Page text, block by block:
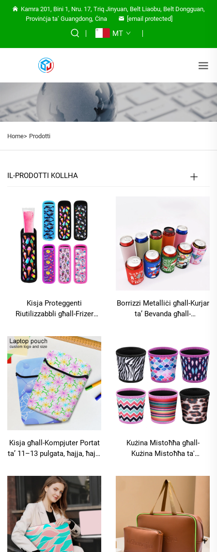
Kamra 201, Bini 1, Nru. 17, Triq Jinyuan, Belt Liaobu, Belt Dongguan,
Provinċja ta’ Guangdong, Ċina
[email protected]
MT
Home> Prodotti
IL-PRODOTTI KOLLHA
Kisja Proteggenti
Riutilizzabbli għall-Frizer
Icypole, Borżi għall-Popsicle,
Bixxiet għall-Popsicle, Bixxiet
għall-Ice Pop
Borrizzi Metalliċi għall-Kurjar
ta’ Bevanda għall-
ta’ Bevanda għall-
Sublimazzjoni
Kisja għall-Kompjuter Portat
ta’ 11–13 pulgata, ħajja, ħajja
għall-bambini u għall-iskejjel,
kisja għall-tablet
Kużina Mistoħħa għall-
Kużina Mistoħħa ta'